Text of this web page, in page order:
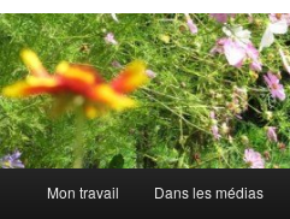
principal
Mon travail Dans les médias